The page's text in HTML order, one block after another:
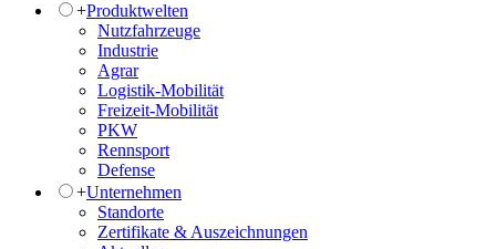
+Produktwelten
Nutzfahrzeuge
Industrie
Agrar
Logistik-Mobilität
Freizeit-Mobilität
PKW
Rennsport
Defense
+Unternehmen
Standorte
Zertifikate & Auszeichnungen